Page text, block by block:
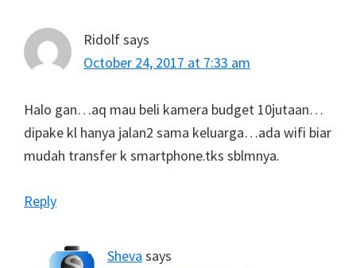
Ridolfsays
October 24, 2017 at 7:33 am
Halo gan…aq mau beli kamera budget 10jutaan…
dipake kl hanya jalan2 sama keluarga…ada wifi biar
mudah transfer k smartphone.tks sblmnya.
Reply
Sheva says